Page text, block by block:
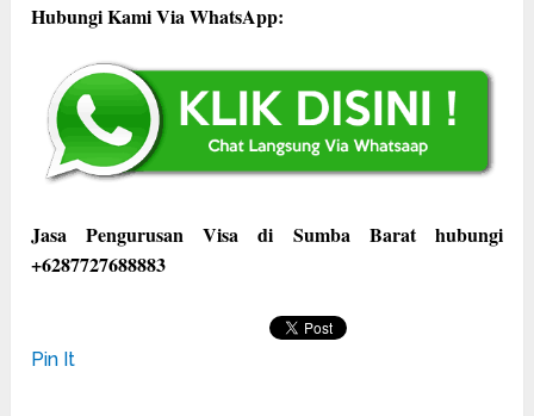
Hubungi Kami Via WhatsApp:
Jasa Pengurusan Visa di Sumba Barat hubungi
+6287727688883
Pin It